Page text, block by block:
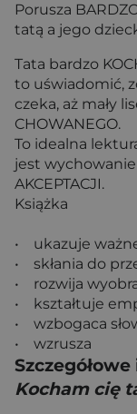
Porusza
tatą a jego
Tata bardzo
to uświadomić,
czeka, aż mały
CHOWANEGO.
To idealna
jest wychowanie
AKCEPTACJI.
Książka
• ukazuje
• skłania do
• rozwija
• kształtuje
• wzbogaca
• wzrusza
Kocham cię